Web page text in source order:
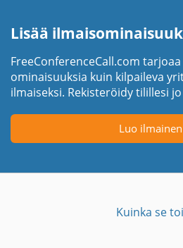
Lisää
FreeConferenceCall.com
ominaisuuksia kuin kilpaileva
ilmaiseksi. Rekisteröidy tilillesi
Luo
Kuinka se